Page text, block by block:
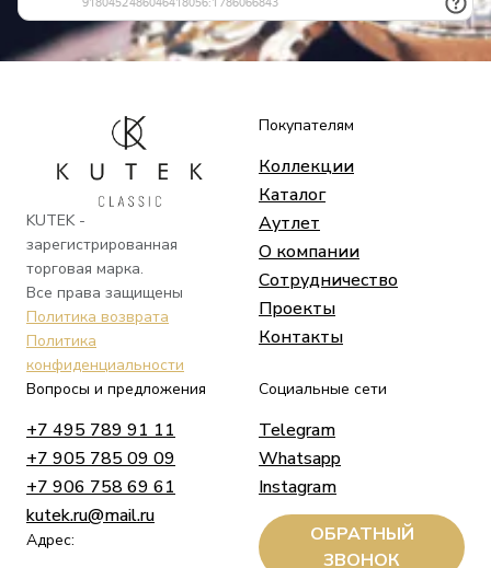
KUTEK -
зарегистрированная
торговая марка.
Все права защищены
Политика возврата
Политика
конфиденциальности
Покупателям
Коллекции
Каталог
Аутлет
О компании
Сотрудничество
Проекты
Контакты
Вопросы и предложения
+7 495 789 91 11
+7 905 785 09 09
+7 906 758 69 61
kutek.ru@mail.ru
Адрес:
Социальные сети
Telegram
Whatsapp
Instagram
ОБРАТНЫЙ
ЗВОНОК